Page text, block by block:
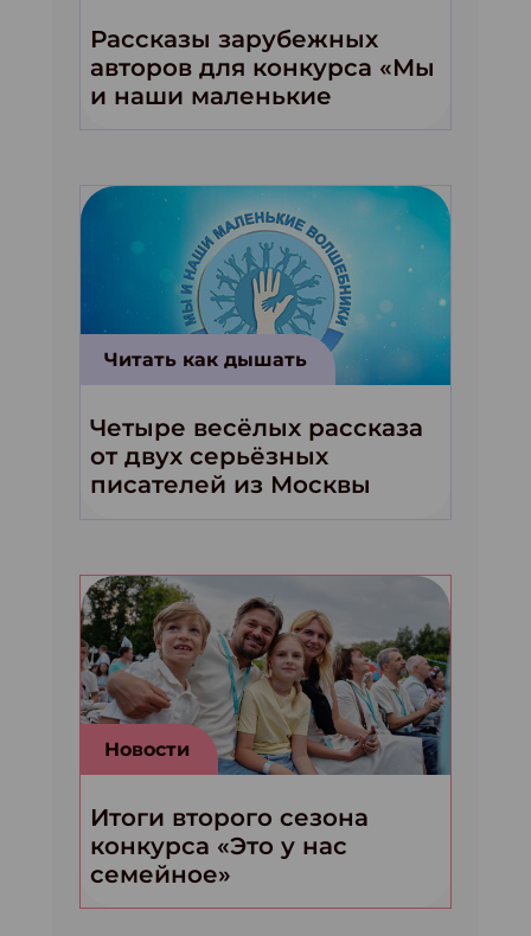
Рассказы зарубежных
авторов для конкурса «Мы
и наши маленькие
волшебники!»
Читать как дышать
Четыре весёлых рассказа
от двух серьёзных
писателей из Москвы
Новости
Итоги второго сезона
конкурса «Это у нас
семейное»